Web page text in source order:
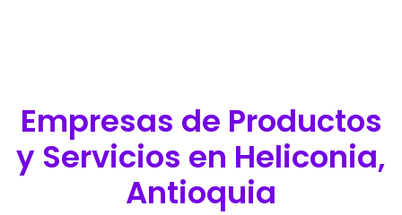
Empresas de Productos
y Servicios en Heliconia,
Antioquia